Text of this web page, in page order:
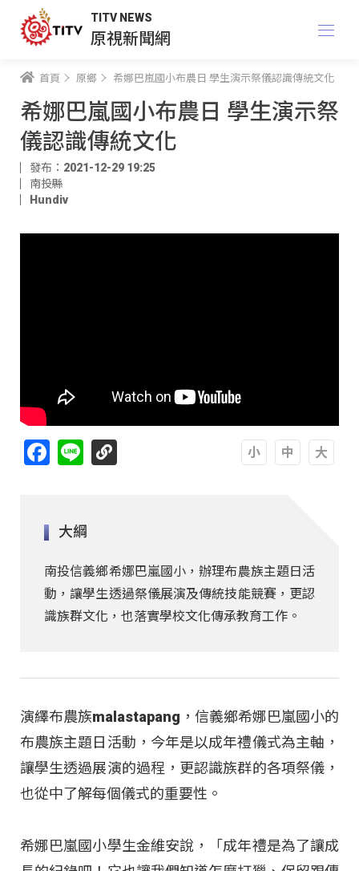
TITV NEWS
原視新聞網
首頁 原鄉 希娜巴嵐國小布農日 學生演示祭儀認識傳統文化
希娜巴嵐國小布農日 學生演示祭
儀認識傳統文化
發布：2021-12-29 19:25
南投縣
Hundiv
Facebook
Line
大綱
南投信義鄉希娜巴嵐國小，辦理布農族主題日活
動，讓學生透過祭儀展演及傳統技能競賽，更認
識族群文化，也落實學校文化傳承教育工作。
演繹布農族malastapang，信義鄉希娜巴嵐國小的
布農族主題日活動，今年是以成年禮儀式為主軸，
讓學生透過展演的過程，更認識族群的各項祭儀，
也從中了解每個儀式的重要性。
希娜巴嵐國小學生金維安說，「成年禮是為了讓成